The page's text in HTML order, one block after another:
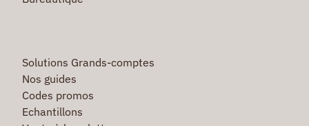
Solutions Grands-comptes
Nos guides
Codes promos
Echantillons